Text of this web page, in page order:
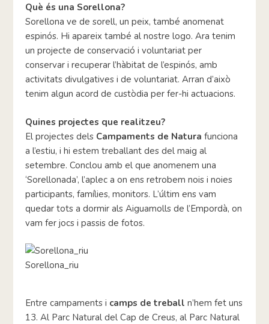
Què és una Sorellona?
Sorellona ve de sorell, un peix, també anomenat
espinós. Hi apareix també al nostre logo. Ara tenim
un projecte de conservació i voluntariat per
conservar i recuperar l’hàbitat de l’espinós, amb
activitats divulgatives i de voluntariat. Arran d’això
tenim algun acord de custòdia per fer-hi actuacions.
Quines projectes que realitzeu?
El projectes dels Campaments de Natura funciona
a l’estiu, i hi estem treballant des del maig al
setembre. Conclou amb el que anomenem una
‘Sorellonada’, l’aplec a on ens retrobem nois i noies
participants, famílies, monitors. L’últim ens vam
quedar tots a dormir als Aiguamolls de l’Empordà, on
vam fer jocs i passis de fotos.
Sorellona_riu
Entre campaments i camps de treball n’hem fet uns
13. Al Parc Natural del Cap de Creus, al Parc Natural